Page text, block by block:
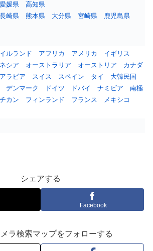
愛媛県
高知県
長崎県 熊本県 大分県 宮崎県
鹿児島県
ルランド アフリカ アメリカ
イギリス
シア オーストラリア オーストリア
カナダ
ラビア スイス スペイン タイ
大韓民国
デンマーク ドイツ ドバイ ナミビア
南極
カン フィンランド フランス
メキシコ
シェアする
Facebook
ラ検索マップをフォローする